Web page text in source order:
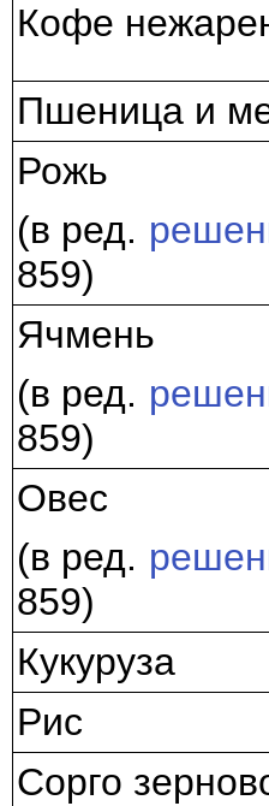
Кофе
Пшеница и
Рожь
(в ред.
859)
Ячмень
(в ред.
859)
Овес
(в ред.
859)
Кукуруза
Рис
Сорго